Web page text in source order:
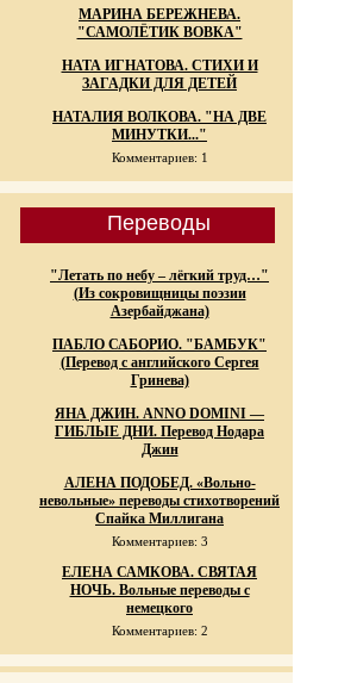
МАРИНА БЕРЕЖНЕВА.
"САМОЛЁТИК ВОВКА"
НАТА ИГНАТОВА. СТИХИ И
ЗАГАДКИ ДЛЯ ДЕТЕЙ
НАТАЛИЯ ВОЛКОВА. "НА ДВЕ
МИНУТКИ..."
Комментариев: 1
Переводы
"Летать по небу – лёгкий труд…"
(Из сокровищницы поэзии
Азербайджана)
ПАБЛО САБОРИО. "БАМБУК"
(Перевод с английского Сергея
Гринева)
ЯНА ДЖИН. ANNO DOMINI —
ГИБЛЫЕ ДНИ. Перевод Нодара
Джин
АЛЕНА ПОДОБЕД. «Вольно-
невольные» переводы стихотворений
Спайка Миллигана
Комментариев: 3
ЕЛЕНА САМКОВА. СВЯТАЯ
НОЧЬ. Вольные переводы с
немецкого
Комментариев: 2